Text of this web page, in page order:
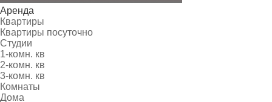
Аренда
Квартиры
Квартиры посуточно
Студии
1-комн. кв
2-комн. кв
3-комн. кв
Комнаты
Дома